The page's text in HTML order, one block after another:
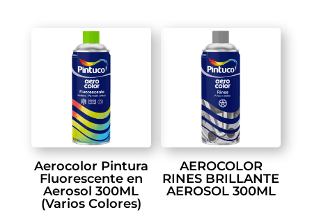
Aerocolor Pintura
Fluorescente en
Aerosol 300ML
(Varios Colores)
AEROCOLOR
RINES BRILLANTE
AEROSOL 300ML